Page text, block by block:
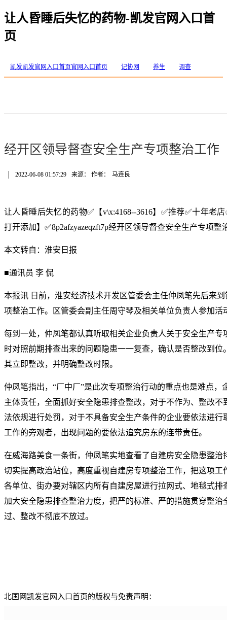
让人昏睡后失忆的药物-凯发官网入口首
页
凯发凯发官网入口首页官网入口首页 记协网 养生 调查
经开区领导督查安全生产专项整治工作
2022-06-08 01:57:29 来源： 作者： 马连良
让人昏睡后失忆的药物✅【v\x:4168--3616】✅推荐✅十年老
打开添加】✅8p2afzyazeqzft7p经开区领导督查安全生产专项整
本文转自：淮安日报
■通讯员 李 侃
本报讯 日前，淮安经济技术开发区管委会主任仲凤笔先后来
项整治工作。区管委会副主任周守琴及相关单位负责人参加活
每到一处，仲凤笔都认真听取相关企业负责人关于安全生产专
时对照前期排查出来的问题隐患一一复查，确认是否整改到
其立即整改，并明确整改时限。
仲凤笔指出，“厂中厂”是此次专项整治行动的重点也是难点，
主体责任，全面抓好安全隐患排查整改，对于不作为、整改
法依规进行处罚，对于不具备安全生产条件的企业要依法进行
工作的旁观者，出现问题的要依法追究房东的连带责任。
在威海路美食一条街，仲凤笔实地查看了自建房安全隐患整治
切实提高政治站位，高度重视自建房专项整治工作，把这项工
各单位、街办要对辖区内所有自建房屋进行拉网式、地毯式排
加大安全隐患排查整治力度，把严的标准、严的措施贯穿整治
过、整改不彻底不放过。
北国网凯发官网入口首页的版权与免责声明：